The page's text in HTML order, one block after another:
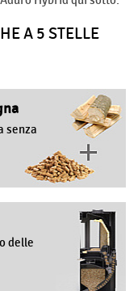
A 5 STELLE
senza
delle